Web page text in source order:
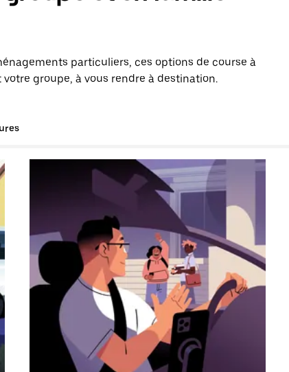
particuliers, ces options de course à
groupe, à vous rendre à destination.